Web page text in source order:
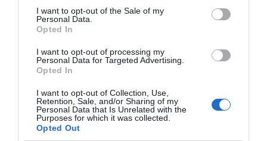
consent section.
I want to opt-out of the Sale of my
Personal Data.
Opted In
I want to opt-out of processing my
Personal Data for Targeted Advertising.
Opted In
I want to opt-out of Collection, Use,
Retention, Sale, and/or Sharing of my
Personal Data that Is Unrelated with the
Purposes for which it was collected.
Opted Out